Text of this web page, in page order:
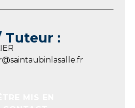
Tuteur :